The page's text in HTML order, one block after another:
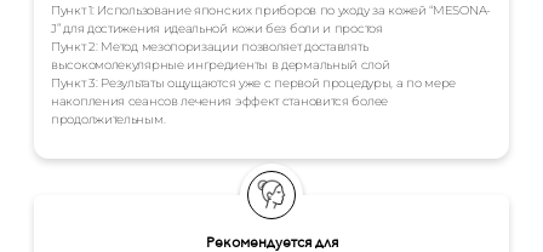
Рекомендуется для
Пункт 1: Использование японских приборов по уходу за кожей “MESONA-
J” для достижения идеальной кожи без боли и простоя
Пункт 2: Метод мезопоризации позволяет доставлять
высокомолекулярные ингредиенты в дермальный слой
Пункт 3: Результаты ощущаются уже с первой процедуры, а по мере
накопления сеансов лечения эффект становится более
продолжительным.